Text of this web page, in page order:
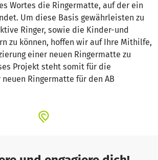
Wortes die Ringermatte, auf der ein
Um diese Basis gewährleisten zu
Ringer, sowie die Kinder-und
zu können, hoffen wir auf Ihre Mithilfe,
einer neuen Ringermatte zu
Projekt steht somit für die
Ringermatte für den AB